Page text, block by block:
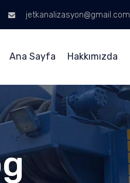
jetkanalizasyon@gmail.com
Ana Sayfa Hakkımızda